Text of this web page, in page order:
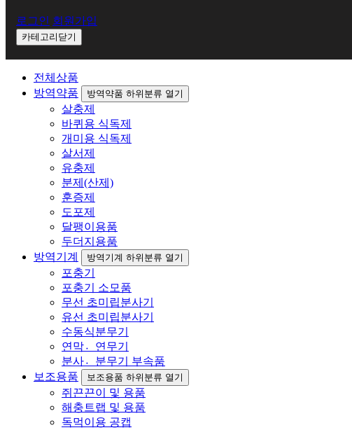
원
로
그
인
로그인 회원가입
카테고리닫기
전체상품
방역약품
방역약품 하위분류 열기
살충제
바퀴용 식독제
개미용 식독제
살서제
유충제
분제(산제)
훈증제
도포제
달팽이용품
두더지용품
방역기계
방역기계 하위분류 열기
포충기
포충기 소모품
무선 초미립분사기
유선 초미립분사기
수동식분무기
연막연〮무기
분사분〮무기 부속품
보조용품
보조용품 하위분류 열기
쥐끈끈이 및 용품
해충트랩 및 용품
독먹이용 공캡